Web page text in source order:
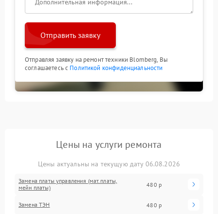
Отправить заявку
Отправляя заявку на ремонт техники Blomberg, Вы
соглашаетесь с Политикой конфиденциальности
Цены на услуги ремонта
Цены актуальны на текущую дату 06.08.2026
Замена платы управления (мат.платы,
мейн платы)
480 р
Замена ТЭН 480 р